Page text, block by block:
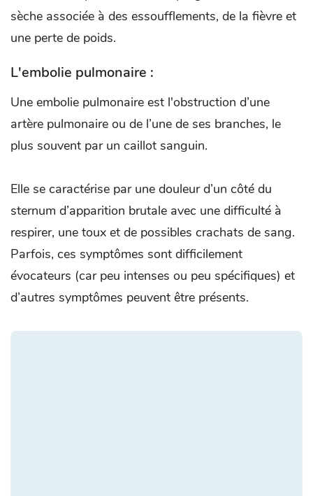
sèche associée à des essoufflements, de la fièvre et
une perte de poids.
L'embolie pulmonaire :
Une embolie pulmonaire est l'obstruction d’une
artère pulmonaire ou de l’une de ses branches, le
plus souvent par un caillot sanguin.
Elle se caractérise par une douleur d’un côté du
sternum d’apparition brutale avec une difficulté à
respirer, une toux et de possibles crachats de sang.
Parfois, ces symptômes sont difficilement
évocateurs (car peu intenses ou peu spécifiques) et
d’autres symptômes peuvent être présents.